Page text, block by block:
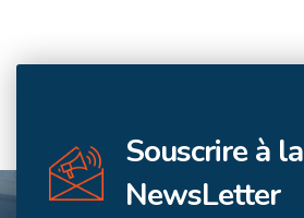
Souscrire à la
NewsLetter